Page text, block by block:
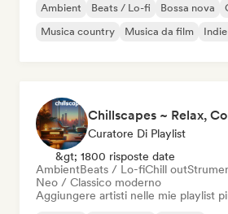
Ambient Beats / Lo-fi Bossa nova
Musica country
Musica da film
Curatore Di Playlist
&gt; 1800 risposte date
AmbientBeats / Lo-fiChill out
Neo / Classico moderno
Aggiungere artisti nelle mie playlist